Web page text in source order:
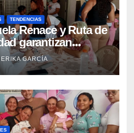
TENDENCIAS
Renace y Ruta de
garantizan
integral en
ERIKA GARCÍA